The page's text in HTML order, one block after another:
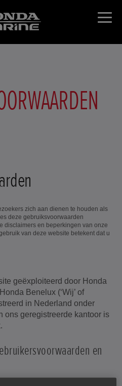
zich aan dienen te houden als
deze gebruiksvoorwaarden
disclaimers en beperkingen van onze
van deze website betekent dat u
geëxploiteerd door Honda
Benelux (‘Wij’ of
in Nederland onder
ons geregistreerde kantoor is
en